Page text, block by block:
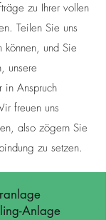
zu Ihrer vollen
Teilen Sie uns
und Sie
unsere
in Anspruch
freuen uns
also zögern Sie
zu setzen.
Anlage